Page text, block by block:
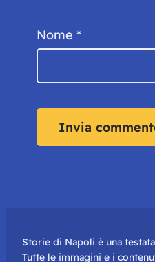
Nome *
Storie di Napoli è una
Tutte le immagini e i